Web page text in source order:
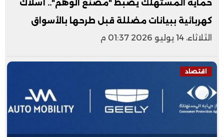
حماية المستهلك يضبط "مصنع الوهم".. أسلاك
كهربائية ببيانات مضللة قبل طرحها بالأسواق
الثلاثاء، 14 يوليو 2026 01:37 م
اقتصاد